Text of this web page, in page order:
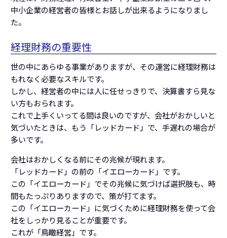
中小企業の経営者の皆様とお話しが出来るようになりまし
た。
経理財務の重要性
世の中にあらゆる事業がありますが、その運営に経理財務は
もれなく必要なスキルです。
しかし、経営者の中には人に任せっきりで、決算書すら見な
い方もおられます。
これで上手くいってる間は良いのですが、会社がおかしいと
気づいたときは、もう「レッドカード」で、手遅れの場合が
多いです。
会社はおかしくなる前にその兆候が現れます。
「レッドカード」の前の「イエローカード」です。
この「イエローカード」でその兆候に気づけば選択肢も、時
間もたっぷりありますので、策が打てます。
この「イエローカード」に気づくために経理財務を使って会
社をしっかり見ることが重要です。
これが「鳥瞰経営」です。